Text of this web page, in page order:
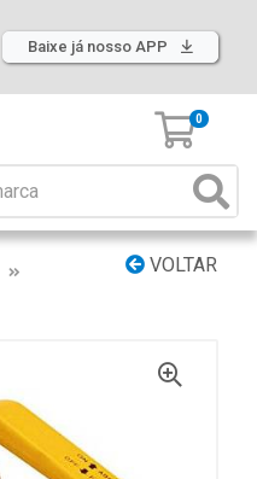
Baixe já nosso APP
0
VOLTAR